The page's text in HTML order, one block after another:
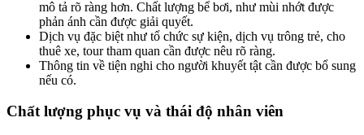
mô tả rõ ràng hơn. Chất lượng bể bơi, như mùi nhớt được
phản ánh cần được giải quyết.
Dịch vụ đặc biệt như tổ chức sự kiện, dịch vụ trông trẻ, cho
thuê xe, tour tham quan cần được nêu rõ ràng.
Thông tin về tiện nghi cho người khuyết tật cần được bổ sung
nếu có.
Chất lượng phục vụ và thái độ nhân viên